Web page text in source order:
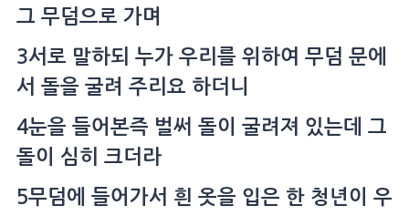
그 무덤으로 가며
3서로 말하되 누가 우리를 위하여 무덤 문에
서 돌을 굴려 주리요 하더니
4눈을 들어본즉 벌써 돌이 굴려져 있는데 그
돌이 심히 크더라
5무덤에 들어가서 흰 옷을 입은 한 청년이 우